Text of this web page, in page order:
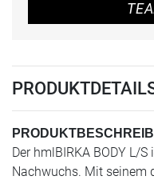
Der hmlBIRKA BODY L/
Nachwuchs. Mit seinem